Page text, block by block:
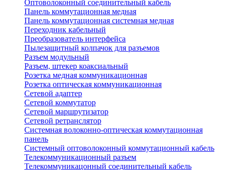
Оптоволоконный соединительный кабель
Панель коммутационная медная
Панель коммутационная системная медная
Переходник кабельный
Преобразователь интерфейса
Пылезащитный колпачок для разъемов
Разъем модульный
Разъем, штекер коаксиальный
Розетка медная коммуникационная
Розетка оптическая коммуникационная
Сетевой адаптер
Сетевой коммутатор
Сетевой маршрутизатор
Сетевой ретранслятор
Системная волоконно-оптическая коммутационная
панель
Системный оптоволоконный коммутационный кабель
Телекоммуникационный разъем
Телекоммуникацонный соединительный кабель